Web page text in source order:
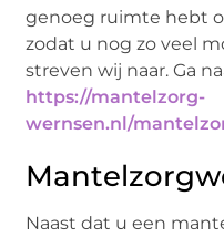
genoeg ruimte hebt
zodat u nog zo veel
streven wij naar. Ga
https://mantelzorg-
wernsen.nl/
Naast dat u een